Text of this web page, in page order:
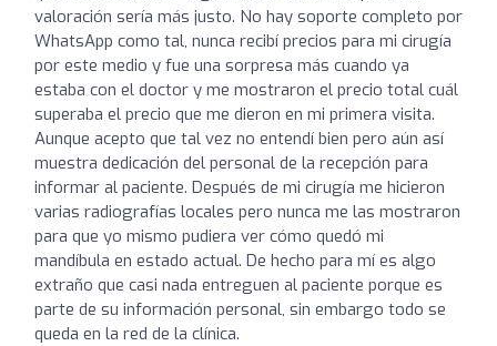
valoración sería más justo. No hay soporte completo por
WhatsApp como tal, nunca recibí precios para mi cirugía
por este medio y fue una sorpresa más cuando ya
estaba con el doctor y me mostraron el precio total cuál
superaba el precio que me dieron en mi primera visita.
Aunque acepto que tal vez no entendí bien pero aún así
muestra dedicación del personal de la recepción para
informar al paciente. Después de mi cirugía me hicieron
varias radiografías locales pero nunca me las mostraron
para que yo mismo pudiera ver cómo quedó mi
mandíbula en estado actual. De hecho para mí es algo
extraño que casi nada entreguen al paciente porque es
parte de su información personal, sin embargo todo se
queda en la red de la clínica.